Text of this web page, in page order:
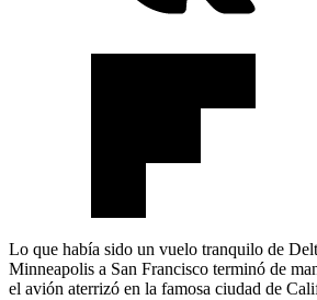
Lo que había sido un vuelo tranquilo de
Minneapolis a San Francisco terminó de
el avión aterrizó en la famosa ciudad de